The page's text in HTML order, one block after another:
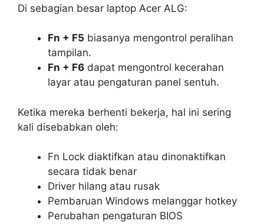
Di sebagian besar laptop Acer ALG:
Fn + F5 biasanya mengontrol peralihan
tampilan.
Fn + F6 dapat mengontrol kecerahan
layar atau pengaturan panel sentuh.
Ketika mereka berhenti bekerja, hal ini sering
kali disebabkan oleh:
Fn Lock diaktifkan atau dinonaktifkan
secara tidak benar
Driver hilang atau rusak
Pembaruan Windows melanggar hotkey
Perubahan pengaturan BIOS